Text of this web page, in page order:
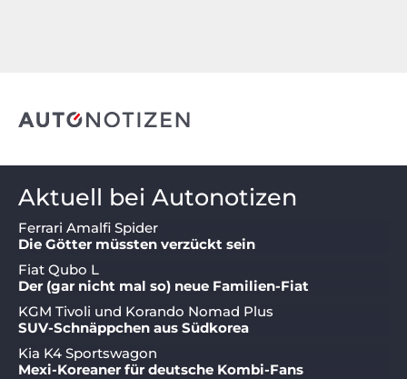
Aktuell bei Autonotizen
Ferrari Amalfi Spider
Die Götter müssten verzückt sein
Fiat Qubo L
Der (gar nicht mal so) neue Familien-Fiat
KGM Tivoli und Korando Nomad Plus
SUV-Schnäppchen aus Südkorea
Kia K4 Sportswagon
Mexi-Koreaner für deutsche Kombi-Fans